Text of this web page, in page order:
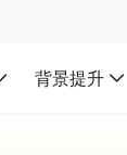
背景提升